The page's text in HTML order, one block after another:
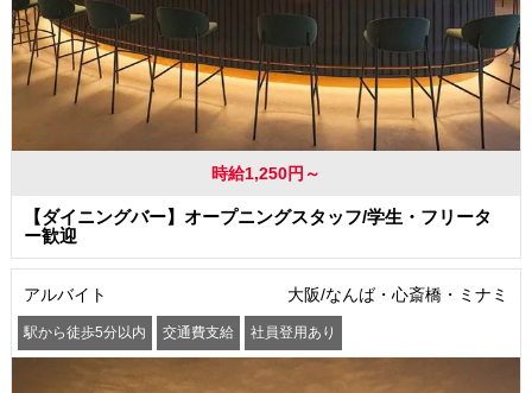
時給1,250円～
【ダイニングバー】オープニングスタッフ/学生・フリータ
ー歓迎
アルバイト 大阪/なんば・心斎橋・ミナミ
駅から徒歩5分以内 交通費支給 社員登用あり